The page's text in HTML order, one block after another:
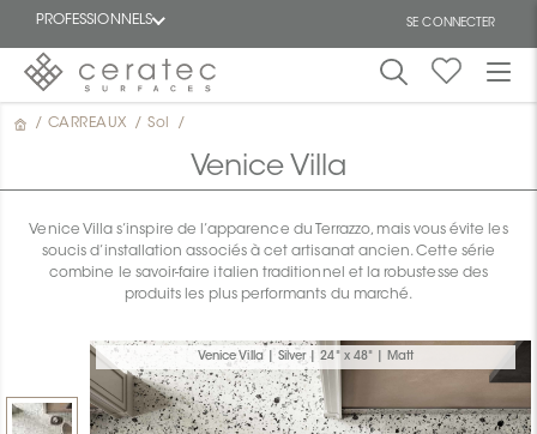
PROFESSIONNELS SE CONNECTER
En
/ CARREAUX / Sol /
Venice Villa
Venice Villa s’inspire de l’apparence du Terrazzo, mais vous évite les
soucis d’installation associés à cet artisanat ancien. Cette série
combine le savoir-faire italien traditionnel et la robustesse des
produits les plus performants du marché.
Venice Villa | Silver | 24" x 48" | Matt